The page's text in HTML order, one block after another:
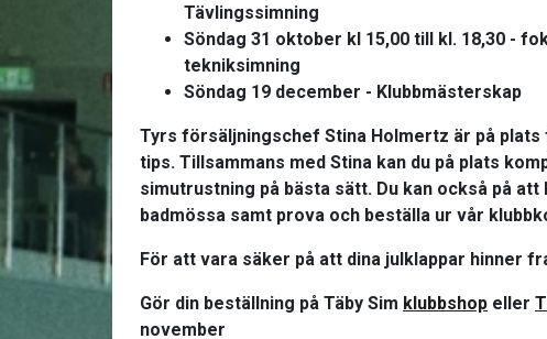
Tävlingssimning
Söndag 31 oktober kl 15,00 till kl. 18,30 -
tekniksimning
Söndag 19 december - Klubbmästerskap
Tyrs försäljningschef Stina Holmertz är på
tips. Tillsammans med Stina kan du på plats
simutrustning på bästa sätt. Du kan också på att
badmössa samt prova och beställa ur vår
För att vara säker på att dina julklappar hinner
Gör din beställning på Täby Sim klubbshop eller
november